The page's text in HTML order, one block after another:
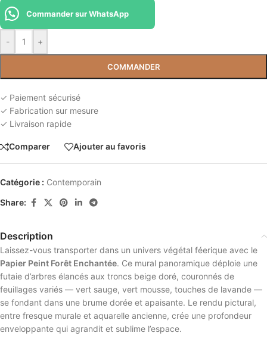
- +
COMMANDER
Commander sur WhatsApp
✓ Paiement sécurisé
✓ Fabrication sur mesure
✓ Livraison rapide
Comparer Ajouter au favoris
Catégorie : Contemporain
Share:
Description
Laissez-vous transporter dans un univers végétal féerique avec le
Papier Peint Forêt Enchantée. Ce mural panoramique déploie une
futaie d’arbres élancés aux troncs beige doré, couronnés de
feuillages variés — vert sauge, vert mousse, touches de lavande —
se fondant dans une brume dorée et apaisante. Le rendu pictural,
entre fresque murale et aquarelle ancienne, crée une profondeur
enveloppante qui agrandit et sublime l’espace.